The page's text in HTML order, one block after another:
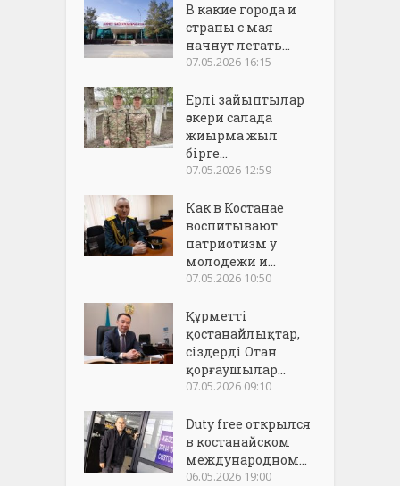
В какие города и
страны с мая
начнут летать...
07.05.2026 16:15
Ерлі зайыптылар
әскери салада
жиырма жыл
бірге...
07.05.2026 12:59
Как в Костанае
воспитывают
патриотизм у
молодежи и...
07.05.2026 10:50
Құрметті
қостанайлықтар,
сіздерді Отан
қорғаушылар...
07.05.2026 09:10
Duty free открылся
в костанайском
международном...
06.05.2026 19:00